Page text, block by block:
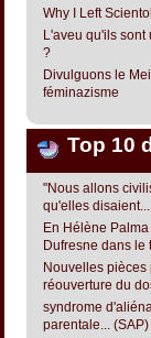
Why I Left
L'aveu qu'ils sont
?
Divulguons le
féminazisme
Top 10
"Nous allons
qu'elles
En Hélène
Dufresne dans le
Nouvelles pièces
réouverture du
syndrome
parentale... (SAP)